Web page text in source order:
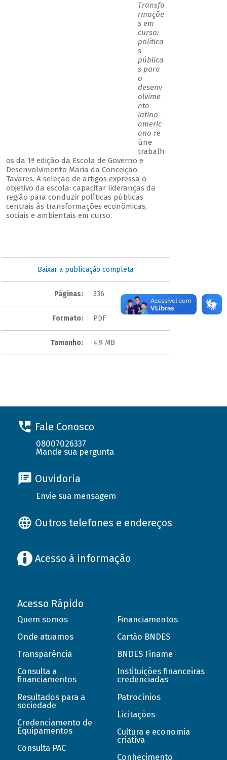
Transfo
rmaçõe
s em
curso:
política
s
pública
s para
o
desenv
olvime
nto
latino-
americ
ano re
úne
trabalh
os da 1ª edição da Escola de Governo e
Desenvolvimento Maria da Conceição
Tavares. A seleção de artigos expressa o
objetivo da escola: capacitar lideranças da
região para conduzir políticas públicas
centrais às transformações econômicas,
sociais e ambientais em curso.
Baixar a publicação completa
Páginas: 336
Formato: PDF
Tamanho: 4,9 MB
Fale Conosco
08007026337
Mande sua pergunta
Ouvidoria
Envie sua mensagem
Outros telefones e endereços
Acesso à informação
Acesso Rápido
Quem somos
Onde atuamos
Transparência
Consulta a
financiamentos
Resultados para a
sociedade
Credenciamento de
Equipamentos
Consulta PAC
Financiamentos
Cartão BNDES
BNDES Finame
Instituições financeiras
credenciadas
Patrocínios
Licitações
Cultura e economia
criativa
Conhecimento